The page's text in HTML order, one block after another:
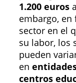
1.200 euros
embargo, en
sector en el
su labor, los
pueden
en
centros